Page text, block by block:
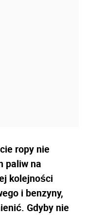
ropy nie
paliw na
kolejności
i benzyny,
Gdyby nie